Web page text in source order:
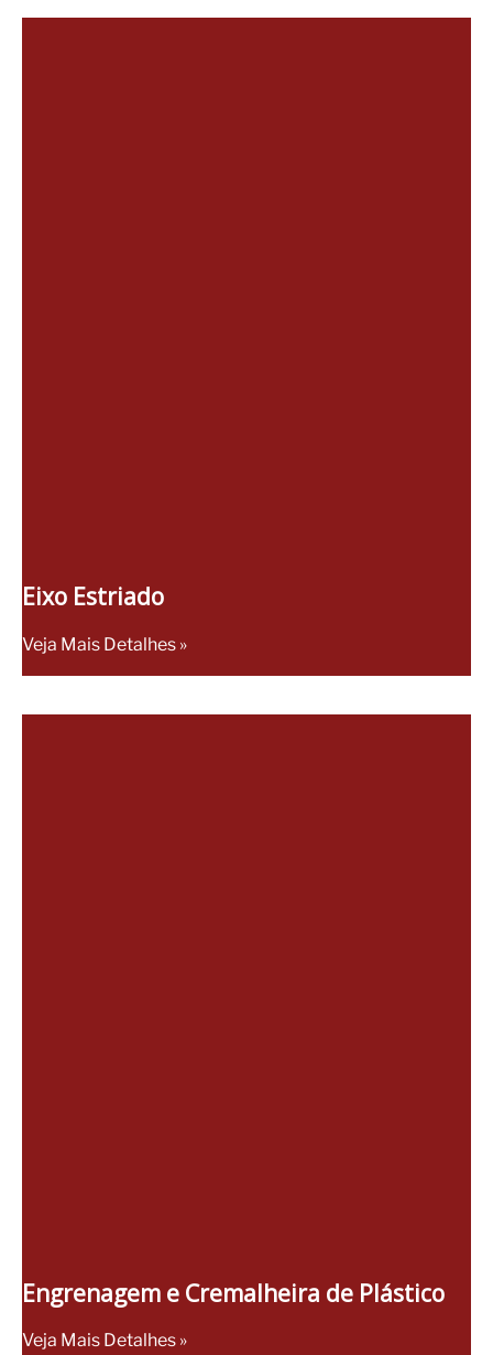
Eixo Estriado
Veja Mais Detalhes »
Engrenagem e Cremalheira de Plástico
Veja Mais Detalhes »